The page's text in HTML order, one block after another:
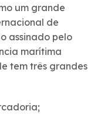
um grande
de
assinado pelo
marítima
tem três grandes